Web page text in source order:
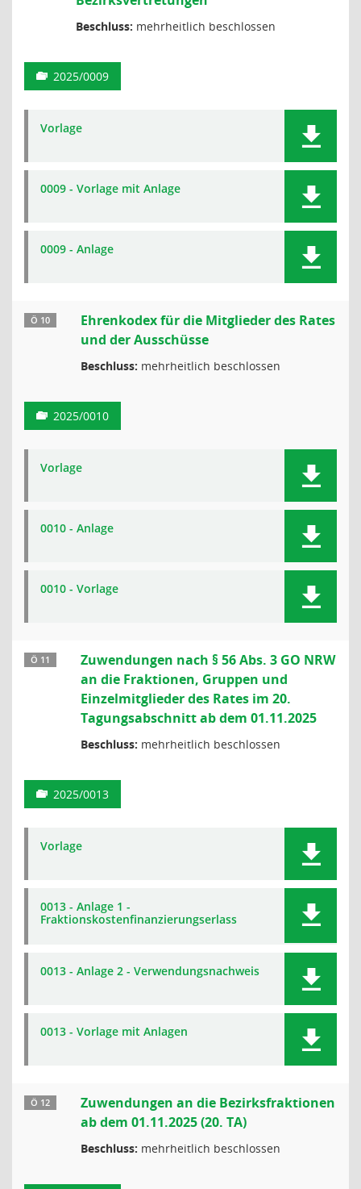
Beschluss: mehrheitlich beschlossen
2025/0009
Vorlage
0009 - Vorlage mit Anlage
0009 - Anlage
Ö 10
Ehrenkodex für die Mitglieder des Rates
und der Ausschüsse
Beschluss: mehrheitlich beschlossen
2025/0010
Vorlage
0010 - Anlage
0010 - Vorlage
Ö 11
Zuwendungen nach § 56 Abs. 3 GO NRW
an die Fraktionen, Gruppen und
Einzelmitglieder des Rates im 20.
Tagungsabschnitt ab dem 01.11.2025
Beschluss: mehrheitlich beschlossen
2025/0013
Vorlage
0013 - Anlage 1 -
Fraktionskostenfinanzierungserlass
0013 - Anlage 2 - Verwendungsnachweis
0013 - Vorlage mit Anlagen
Ö 12
Zuwendungen an die Bezirksfraktionen
ab dem 01.11.2025 (20. TA)
Beschluss: mehrheitlich beschlossen